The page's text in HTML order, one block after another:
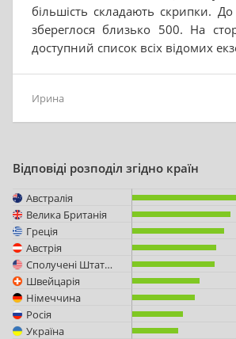
більшість складають скрипки.
збереглося близько 500. На
доступний список всіх відомих
Ирина
Відповіді розподіл згідно країн
Австралія
Велика Британія
Греція
Австрія
Сполучені Штати Америки
Швейцарія
Німеччина
Росія
Україна